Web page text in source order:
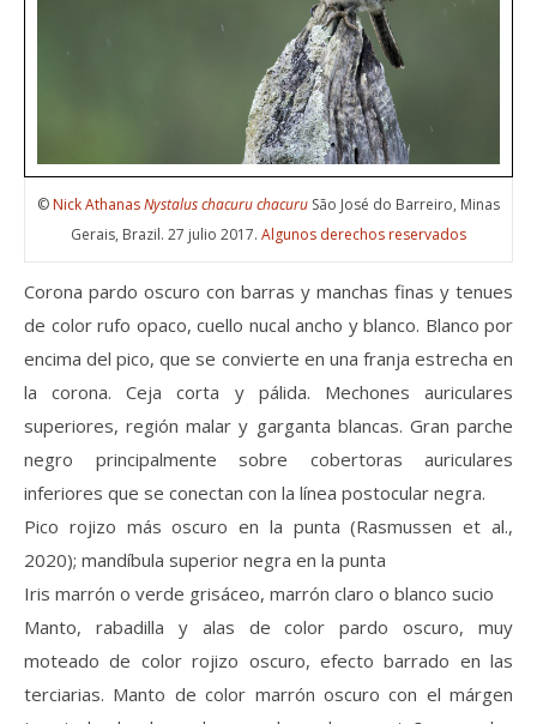
© Nick AthanasNystalus chacuru chacuru São José do Barreiro, Minas
Gerais, Brazil. 27 julio 2017. Algunos derechos reservados
Corona pardo oscuro con barras y manchas finas y tenues
de color rufo opaco, cuello nucal ancho y blanco. Blanco por
encima del pico, que se convierte en una franja estrecha en
la corona. Ceja corta y pálida. Mechones auriculares
superiores, región malar y garganta blancas. Gran parche
negro principalmente sobre cobertoras auriculares
inferiores que se conectan con la línea postocular negra.
Pico rojizo más oscuro en la punta (Rasmussen et al.,
2020); mandíbula superior negra en la punta
Iris marrón o verde grisáceo, marrón claro o blanco sucio
Manto, rabadilla y alas de color pardo oscuro, muy
moteado de color rojizo oscuro, efecto barrado en las
terciarias. Manto de color marrón oscuro con el márgen